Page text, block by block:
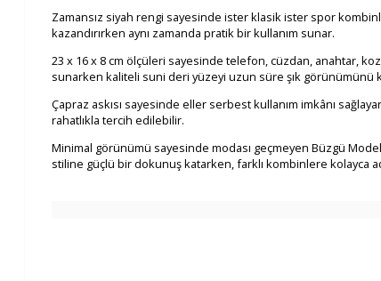
Zamansız siyah rengi sayesinde ister klasik ister spor
kazandırırken aynı zamanda pratik bir kullanım sunar.
23 x 16 x 8 cm ölçüleri sayesinde telefon, cüzdan, anahtar,
sunarken kaliteli suni deri yüzeyi uzun süre şık görünümünü
Çapraz askısı sayesinde eller serbest kullanım imkânı
rahatlıkla tercih edilebilir.
Minimal görünümü sayesinde modası geçmeyen Büzgü
stiline güçlü bir dokunuş katarken, farklı kombinlere kolayca